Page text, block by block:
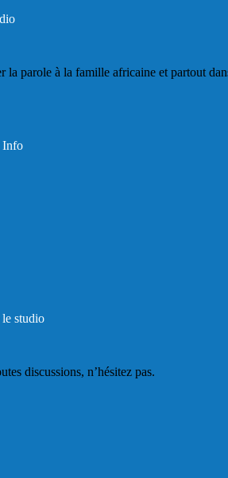
parole à la famille africaine et partout
Info
studio
discussions, n’hésitez pas.